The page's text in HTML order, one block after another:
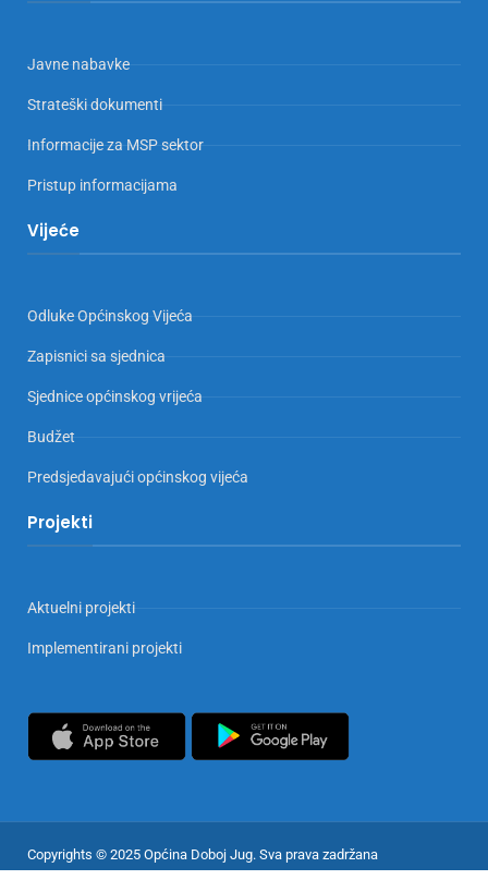
Javne nabavke
Strateški dokumenti
Informacije za MSP sektor
Pristup informacijama
Vijeće
Odluke Općinskog Vijeća
Zapisnici sa sjednica
Sjednice općinskog vrijeća
Budžet
Predsjedavajući općinskog vijeća
Projekti
Aktuelni projekti
Implementirani projekti
Copyrights © 2025 Općina Doboj Jug. Sva prava zadržana